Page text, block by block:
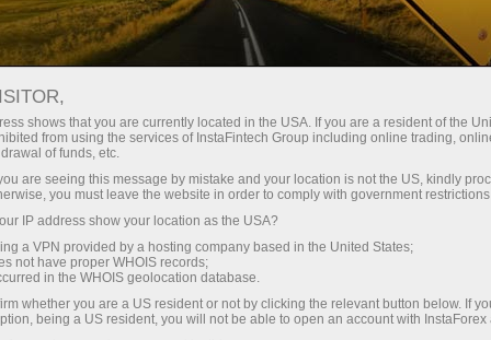
Avec InstaForex, vous accédez à
compétitives : effet de levier
jusqu’à 1:5000, parmi les meilleurs
spreads et commissions du
marché, ainsi que des conditions
avantageuses pour le trading
d’actions et d’indices.
Spreads
Bonus de 30 %
sur chaque dépôt
Vitesse
dans le trading et sur l’autoroute
shows that you are currently located in the USA. If you are a resident of the
from using the services of InstaFintech Group including online trading,
of funds, etc.
are seeing this message by mistake and your location is not the US, kindly
you must leave the website in order to comply with government
IP address show your location as the USA?
a VPN provided by a hosting company based in the United States;
not have proper WHOIS records;
in the WHOIS geolocation database.
whether you are a US resident or not by clicking the relevant button below. If
being a US resident, you will not be able to open an account with InstaForex